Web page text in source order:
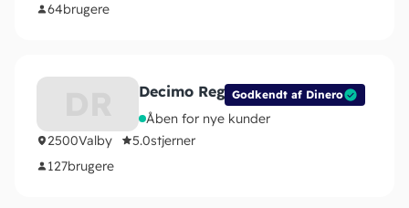
64brugere
Godkendt af Dinero
Decimo Regnskab ApS
Åben for nye kunder
2500Valby 5.0stjerner
127brugere